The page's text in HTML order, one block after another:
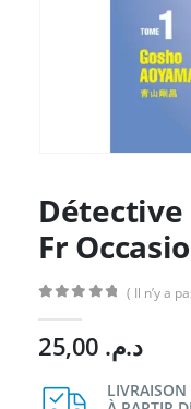
Détective
Fr
( Il n’y a
د.م.
LIVRAISON